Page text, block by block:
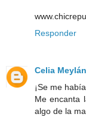
Responder
Celia Meylán
¡Se me
Me encanta
algo de la